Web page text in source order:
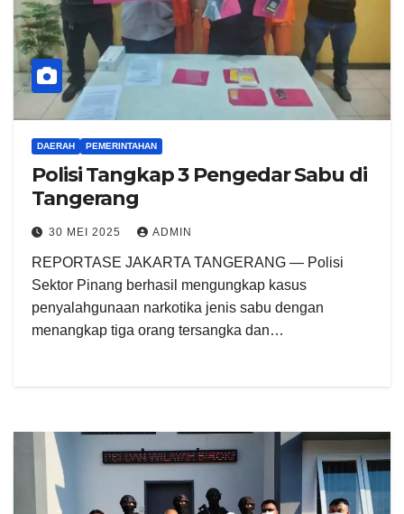
DAERAH PEMERINTAHAN
Polisi Tangkap 3 Pengedar Sabu di
Tangerang
30 MEI 2025 ADMIN
REPORTASE JAKARTA TANGERANG — Polisi
Sektor Pinang berhasil mengungkap kasus
penyalahgunaan narkotika jenis sabu dengan
menangkap tiga orang tersangka dan…